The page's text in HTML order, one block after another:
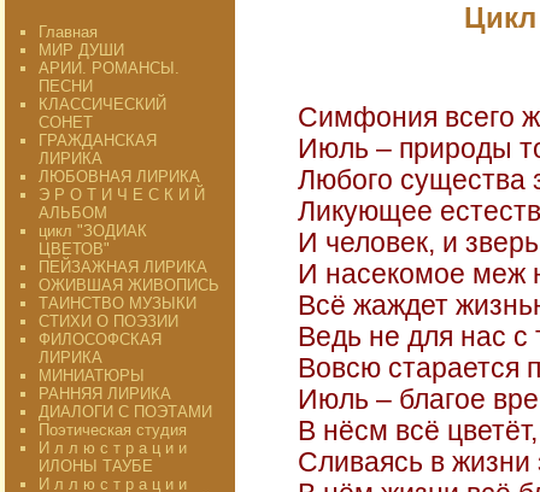
Главная
МИР ДУШИ
АРИИ. РОМАНСЫ.
ПЕСНИ
КЛАССИЧЕСКИЙ
СОНЕТ
ГРАЖДАНСКАЯ
ЛИРИКА
ЛЮБОВНАЯ ЛИРИКА
Э Р О Т И Ч Е С К И Й
АЛЬБОМ
цикл "ЗОДИАК
ЦВЕТОВ"
ПЕЙЗАЖНАЯ ЛИРИКА
ОЖИВШАЯ ЖИВОПИСЬ
ТАИНСТВО МУЗЫКИ
СТИХИ О ПОЭЗИИ
ФИЛОСОФСКАЯ
ЛИРИКА
МИНИАТЮРЫ
РАННЯЯ ЛИРИКА
ДИАЛОГИ С ПОЭТАМИ
Поэтическая студия
И л л ю с т р а ц и и
ИЛОНЫ ТАУБЕ
И л л ю с т р а ц и и
Симфония всего
Июль – природы
Любого существа
Ликующее
И человек, и
И насекомое меж
Всё жаждет
Ведь не для нас с
Вовсю старается
Июль – благое
В нёсм всё
Сливаясь в